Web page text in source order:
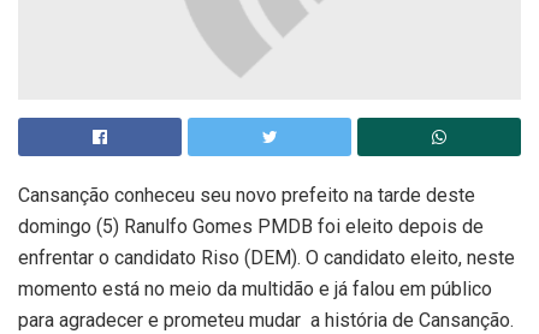
Cansanção conheceu seu novo prefeito na tarde deste
domingo (5) Ranulfo Gomes PMDB foi eleito depois de
enfrentar o candidato Riso (DEM). O candidato eleito, neste
momento está no meio da multidão e já falou em público
para agradecer e prometeu mudar a história de Cansanção.